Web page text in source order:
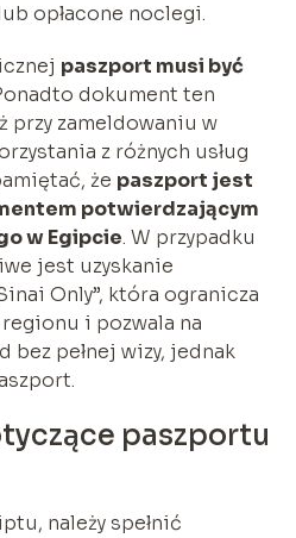
opłacone noclegi.
paszport musi być
dokument ten
przy zameldowaniu w
z różnych usług
że paszport jest
potwierdzającym
w Egipcie. W przypadku
jest uzyskanie
Only”, która ogranicza
i pozwala na
pełnej wizy, jednak
paszportu
należy spełnić